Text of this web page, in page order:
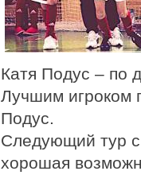
Катя Подус – по
Лучшим игроком
Подус.
Следующий тур с
хорошая